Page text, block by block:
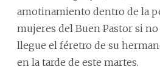
amotinamiento dentro de la
mujeres del Buen Pastor si
llegue el féretro de su
en la tarde de este martes.